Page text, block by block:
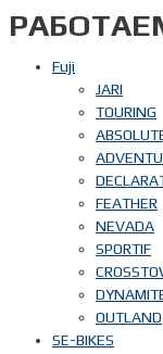
Перейти
к
содержимому
Fuji
JARI
TOURING
FEATHER
NEVADA
SPORTIF
OUTLAND
SE-BIKES